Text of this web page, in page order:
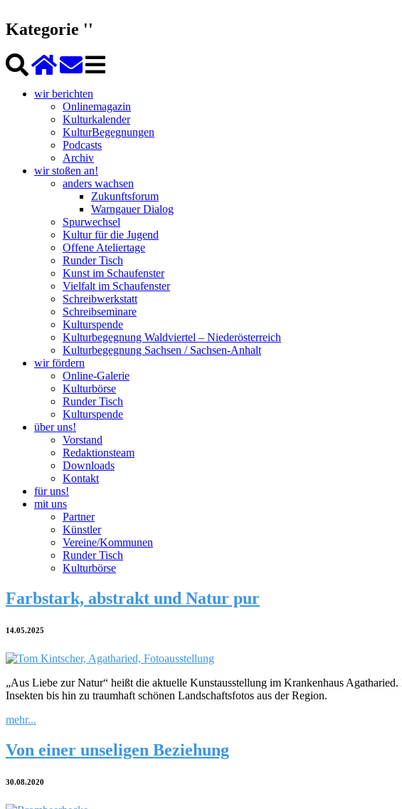
Kategorie ''
wir berichten
Onlinemagazin
Kulturkalender
KulturBegegnungen
Podcasts
Archiv
wir stoßen an!
anders wachsen
Zukunftsforum
Warngauer Dialog
Spurwechsel
Kultur für die Jugend
Offene Ateliertage
Runder Tisch
Kunst im Schaufenster
Vielfalt im Schaufenster
Schreibwerkstatt
Schreibseminare
Kulturspende
Kulturbegegnung Waldviertel – Niederösterreich
Kulturbegegnung Sachsen / Sachsen-Anhalt
wir fördern
Online-Galerie
Kulturbörse
Runder Tisch
Kulturspende
über uns!
Vorstand
Redaktionsteam
Downloads
Kontakt
für uns!
mit uns
Partner
Künstler
Vereine/Kommunen
Runder Tisch
Kulturbörse
Farbstark, abstrakt und Natur pur
14.05.2025
„Aus Liebe zur Natur“ heißt die aktuelle Kunstausstellung im Krankenhaus
Insekten bis hin zu traumhaft schönen Landschaftsfotos aus der Region.
mehr...
Von einer unseligen Beziehung
30.08.2020